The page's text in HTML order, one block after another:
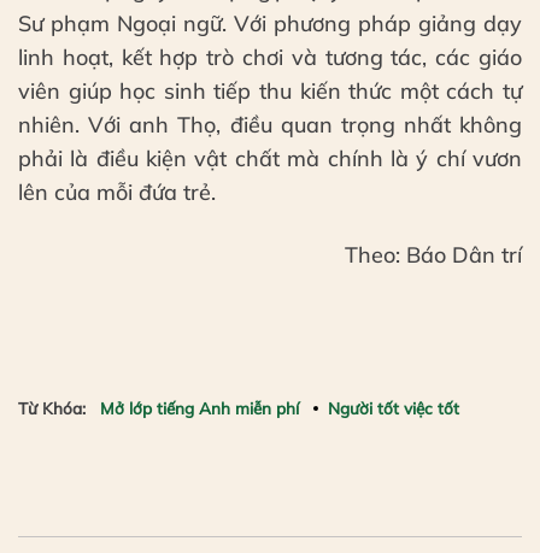
Sư phạm Ngoại ngữ. Với phương pháp giảng dạy
linh hoạt, kết hợp trò chơi và tương tác, các giáo
viên giúp học sinh tiếp thu kiến thức một cách tự
nhiên. Với anh Thọ, điều quan trọng nhất không
phải là điều kiện vật chất mà chính là ý chí vươn
lên của mỗi đứa trẻ.
Theo: Báo Dân trí
Từ Khóa: Mở lớp tiếng Anh miễn phí Người tốt việc tốt